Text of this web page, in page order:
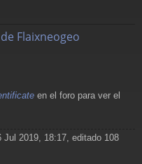
Flaixneogeo
en el foro para ver el
Jul 2019, 18:17, editado 108